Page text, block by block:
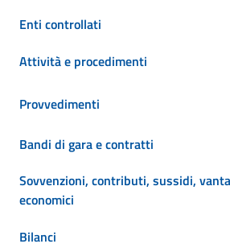
Enti controllati
Attività e procedimenti
Provvedimenti
Bandi di gara e contratti
Sovvenzioni, contributi, sussidi,
economici
Bilanci